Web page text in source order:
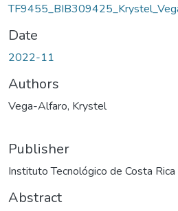
Date
2022-11
Authors
Vega-Alfaro, Krystel
Publisher
Instituto Tecnológico de Costa Rica
Abstract